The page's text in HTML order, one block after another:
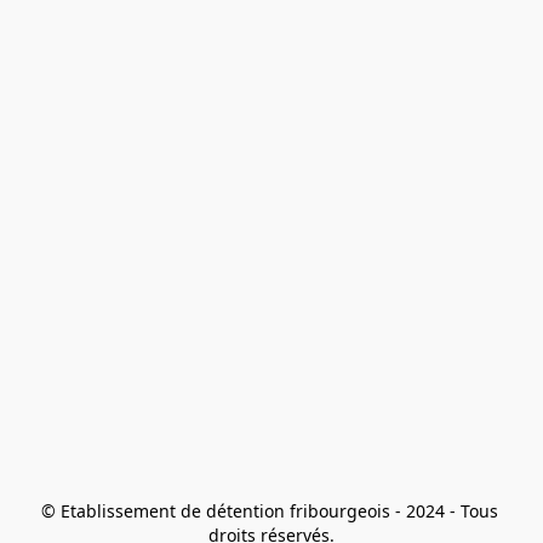
© Etablissement de détention fribourgeois - 2024 - Tous
droits réservés.